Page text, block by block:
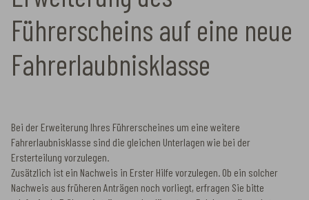
Führerscheins auf eine neue
Fahrerlaubnisklasse
Bei der Erweiterung Ihres Führerscheines um eine weitere
Fahrerlaubnisklasse sind die gleichen Unterlagen wie bei der
Ersterteilung vorzulegen.
Zusätzlich ist ein Nachweis in Erster Hilfe vorzulegen. Ob ein solcher
Nachweis aus früheren Anträgen noch vorliegt, erfragen Sie bitte